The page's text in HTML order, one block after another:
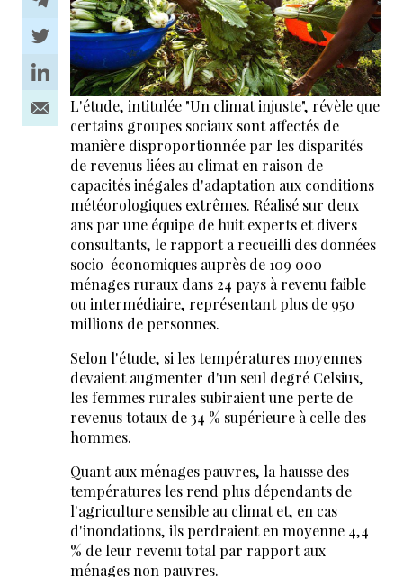
L'étude, intitulée "Un climat injuste", révèle que
certains groupes sociaux sont affectés de
manière disproportionnée par les disparités
de revenus liées au climat en raison de
capacités inégales d'adaptation aux conditions
météorologiques extrêmes. Réalisé sur deux
ans par une équipe de huit experts et divers
consultants, le rapport a recueilli des données
socio-économiques auprès de 109 000
ménages ruraux dans 24 pays à revenu faible
ou intermédiaire, représentant plus de 950
millions de personnes.
Selon l'étude, si les températures moyennes
devaient augmenter d'un seul degré Celsius,
les femmes rurales subiraient une perte de
revenus totaux de 34 % supérieure à celle des
hommes.
Quant aux ménages pauvres, la hausse des
températures les rend plus dépendants de
l'agriculture sensible au climat et, en cas
d'inondations, ils perdraient en moyenne 4,4
% de leur revenu total par rapport aux
ménages non pauvres.